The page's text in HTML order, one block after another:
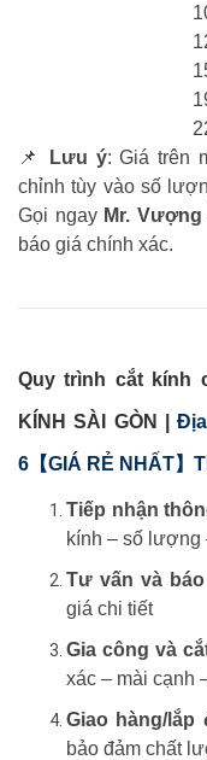
📌
Lưu ý: Giá trên
chỉnh tùy vào số
Gọi ngay Mr. Vượng
báo giá chính xác.
Quy trình cắt kính
KÍNH SÀI GÒN |
6【GIÁ RẺ NHẤT】
Tiếp nhận
kính – số lượng
Tư vấn và báo
giá chi tiết
Gia công và
xác – mài cạnh
Giao hàng/lắp
bảo đảm chất